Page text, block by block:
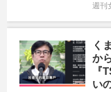
週刊
く
か
『
い